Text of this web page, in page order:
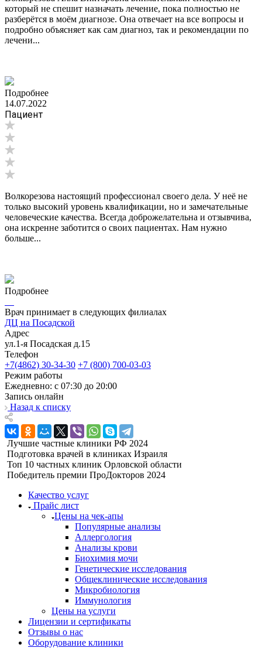
который не спешит назначать лечение, пока полностью не
разберётся в моём диагнозе. Она отвечает на все вопросы и
подробно объясняет как сам диагноз, так и рекомендации по
лечени...
Подробнее
14.07.2022
Пациент
Волкорезова настоящий профессионал своего дела. У неё не
только высокий уровень квалификации, но и замечательные
человеческие качества. Всегда доброжелательна и отзывчива,
она искренне заботится о своих пациентах. Нам нужно
больше...
Подробнее
Врач принимает в следующих филиалах
ДЦ на Посадской
Адрес
ул.1-я Посадская д.15
Телефон
+7(4862) 30-34-30 +7 (800) 700-03-03
Режим работы
Ежедневно: с 07:30 до 20:00
Запись онлайн
Назад к списку
Лучшие частные клиники РФ 2024
Подготовка врачей в клиниках Израиля
Топ 10 частных клиник Орловской области
Победитель премии ПроДокторов 2024
Качество услуг
Прайс лист
​​​​​Цены на чек-апы
Популярные анализы
Аллергология
Анализы крови
Биохимия мочи
Генетические исследования
Общеклинические исследования
Микробиология
Иммунология
Цены на услуги
Лицензии и сертификаты
Отзывы о нас
Оборудование клиники